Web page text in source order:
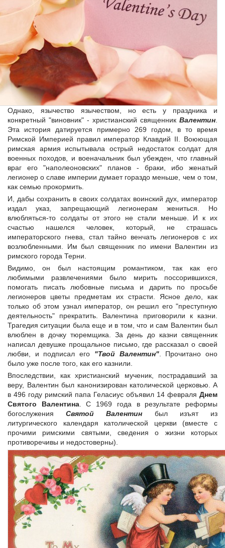
Однако, язычество язычеством, но есть у праздника и
конкретный "виновник" - христианский священник Валентин
Эта история датируется примерно 269 годом, в то время
Римской Империей правил император Клавдий II. Воюющая
римская армия испытывала острый недостаток солдат для
военных походов, и военачальник был убежден, что главный
враг его "наполеоновских" планов - браки, ибо женатый
легионер о славе империи думает гораздо меньше, чем о том,
как семью прокормить.
И, дабы сохранить в своих солдатах воинский дух, император
издал указ, запрещающий легионерам жениться. Но
влюбляться-то солдаты от этого не стали меньше. И к их
счастью нашелся человек, который, не страшась
императорского гнева, стал тайно венчать легионеров с их
возлюбленными. Им был священник по имени Валентин из
римского города Терни.
Видимо, он был настоящим романтиком, так как его
любимыми развлечениями было мирить поссорившихся,
помогать писать любовные письма и дарить по просьбе
легионеров цветы предметам их страсти. Ясное дело, как
только об этом узнал император, он решил его "преступную
деятельность" прекратить. Валентина приговорили к казни.
Трагедия ситуации была еще и в том, что и сам Валентин был
влюблен в дочку тюремщика. За день до казни священник
написал девушке прощальное письмо, где рассказал о своей
любви, и подписал его "Твой Валентин". Прочитано оно
было уже после того, как его казнили.
Впоследствии, как христианский мученик, пострадавший за
веру, Валентин был канонизирован католической церковью. А
в 496 году римский папа Геласиус объявил 14 февраля Днем
Святого Валентина. С 1969 года в результате реформы
богослуженияСвятой Валентин был изъят из
литургического календаря католической церкви (вместе с
прочими римскими святыми, сведения о жизни которых
противоречивы и недостоверны).